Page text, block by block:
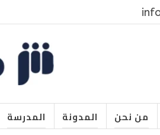
من نحن المدونة المدرسة